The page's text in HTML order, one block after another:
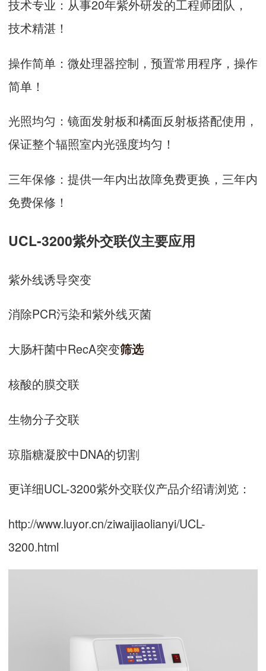
技术专业：从事20年紫外研发的工程师团队，
技术精湛！
操作简单：微处理器控制，预置常用程序，操作
简单！
光照均匀：镜面发射板和橘面反射板搭配使用，
保证整个辐照室内光强度均匀！
三年保修：提供一年内出故障免费更换，三年内
免费保修！
UCL-3200紫外交联仪主要应用
紫外线诱导突变
消除PCR污染和紫外线灭菌
大肠杆菌中RecA突变筛选
核酸的膜交联
生物分子交联
琼脂糖凝胶中DNA的切割
更详细UCL-3200紫外交联仪产品介绍请浏览：
http://www.luyor.cn/ziwaijiaolianyi/UCL-
3200.html